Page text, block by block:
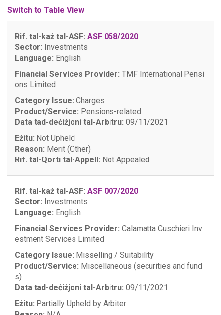
Switch to Table View
Rif. tal-każ tal-ASF: ASF 058/2020
Sector: Investments
Language: English
Financial Services Provider: TMF International Pensi
ons Limited
Category Issue: Charges
Product/Service: Pensions-related
Data tad-deċiżjoni tal-Arbitru: 09/11/2021
Eżitu: Not Upheld
Reason: Merit (Other)
Rif. tal-Qorti tal-Appell: Not Appealed
Rif. tal-każ tal-ASF: ASF 007/2020
Sector: Investments
Language: English
Financial Services Provider: Calamatta Cuschieri Inv
estment Services Limited
Category Issue: Misselling / Suitability
Product/Service: Miscellaneous (securities and fund
s)
Data tad-deċiżjoni tal-Arbitru: 09/11/2021
Eżitu: Partially Upheld by Arbiter